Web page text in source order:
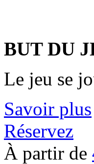
BUT DU
Le jeu se
Savoir plus
Réservez
À partir de